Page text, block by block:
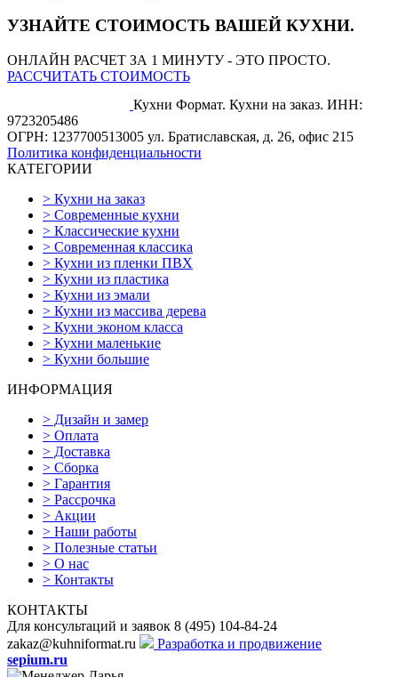
УЗНАЙТЕ СТОИМОСТЬ ВАШЕЙ КУХНИ.
ОНЛАЙН РАСЧЕТ ЗА 1 МИНУТУ - ЭТО ПРОСТО.
РАССЧИТАТЬ СТОИМОСТЬ
Кухни Формат. Кухни на заказ. ИНН:
9723205486
ОГРН: 1237700513005 ул. Братиславская, д. 26, офис 215
Политика конфиденциальности
КАТЕГОРИИ
> Кухни на заказ
> Современные кухни
> Классические кухни
> Современная классика
> Кухни из пленки ПВХ
> Кухни из пластика
> Кухни из эмали
> Кухни из массива дерева
> Кухни эконом класса
> Кухни маленькие
> Кухни большие
ИНФОРМАЦИЯ
> Дизайн и замер
> Оплата
> Доставка
> Сборка
> Гарантия
> Рассрочка
> Акции
> Наши работы
> Полезные статьи
> О нас
> Контакты
КОНТАКТЫ
Для консультаций и заявок 8 (495) 104-84-24
zakaz@kuhniformat.ru
Разработка и продвижение
sepium.ru